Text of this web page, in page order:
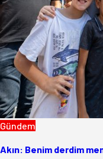
Gündem
Akın: Benim derdim